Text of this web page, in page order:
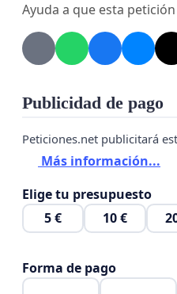
Ayuda a que esta
Publicidad de pago
Peticiones.net publicitará
Más información...
Elige tu presupuesto
5 €
10 €
Forma de pago